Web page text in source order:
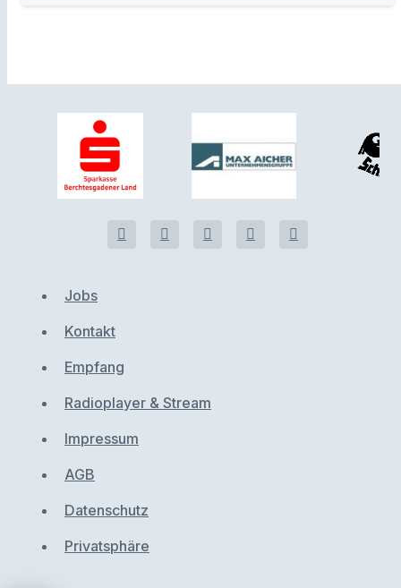
Jobs
Kontakt
Empfang
Radioplayer & Stream
Impressum
AGB
Datenschutz
Privatsphäre